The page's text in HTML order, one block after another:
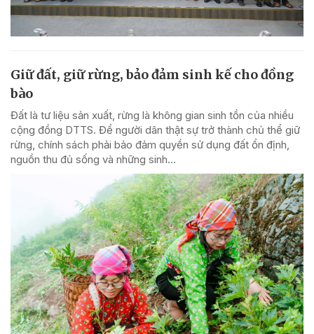
Giữ đất, giữ rừng, bảo đảm sinh kế cho đồng
bào
Đất là tư liệu sản xuất, rừng là không gian sinh tồn của nhiều
cộng đồng DTTS. Để người dân thật sự trở thành chủ thể giữ
rừng, chính sách phải bảo đảm quyền sử dụng đất ổn định,
nguồn thu đủ sống và những sinh...